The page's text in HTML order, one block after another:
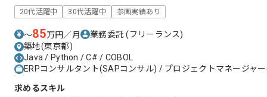
20代活躍中 30代活躍中 参画実績あり
〜85万円／月 業務委託(フリーランス)
築地(東京都)
Java / Python / C# / COBOL
ERPコンサルタント(SAPコンサル) / プロジェクトマネージャ
求めるスキル